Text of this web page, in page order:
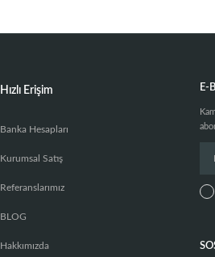
Hızlı Erişim
Banka Hesapları
Kurumsal Satış
Referanslarımız
BLOG
Hakkımızda
E-